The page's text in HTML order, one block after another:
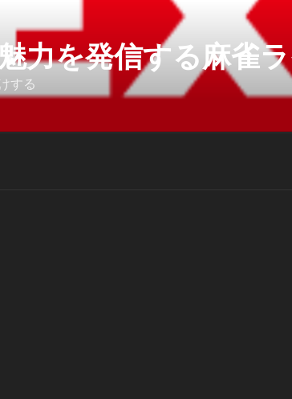
力を発信する麻雀ラ
する